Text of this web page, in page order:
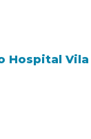
Vila